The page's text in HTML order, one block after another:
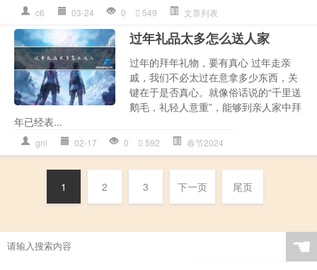
c6 03-24 0 549 文章列表
过年礼品太多怎么送人家
过年的拜年礼物，要有真心 过年走亲
戚，我们不必太过在意拿多少东西，关
键在于是否真心。就像俗话说的“千里送
鹅毛，礼轻人意重”，能够到亲人家中拜
年已经表...
gnl 02-17 0 592 春节2024
1 2 3 下一页 尾页
☚